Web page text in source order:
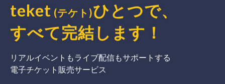
teket (テケト)ひとつで、
すべて完結 します ！
リアルイベントもライブ配信もサポートする
電子チケット販売サービス